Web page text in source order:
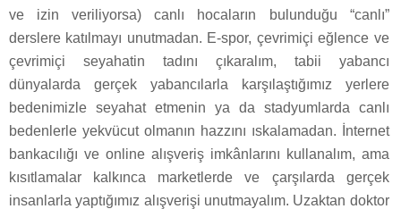
ve izin veriliyorsa) canlı hocaların bulunduğu “canlı”
derslere katılmayı unutmadan. E-spor, çevrimiçi eğlence ve
çevrimiçi seyahatin tadını çıkaralım, tabii yabancı
dünyalarda gerçek yabancılarla karşılaştığımız yerlere
bedenimizle seyahat etmenin ya da stadyumlarda canlı
bedenlerle yekvücut olmanın hazzını ıskalamadan. İnternet
bankacılığı ve online alışveriş imkânlarını kullanalım, ama
kısıtlamalar kalkınca marketlerde ve çarşılarda gerçek
insanlarla yaptığımız alışverişi unutmayalım. Uzaktan doktor